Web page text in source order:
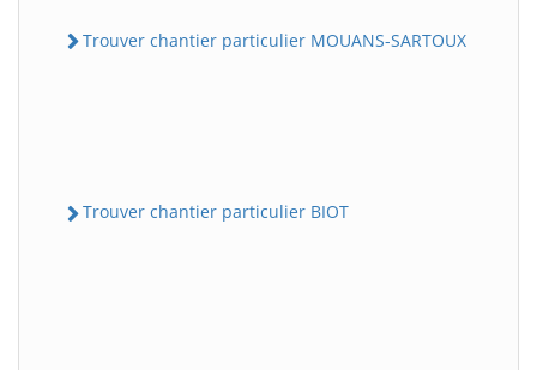
Trouver chantier particulier MOUANS-SARTOUX
Trouver chantier particulier BIOT